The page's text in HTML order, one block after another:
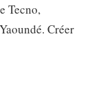
Tecno,
Créer